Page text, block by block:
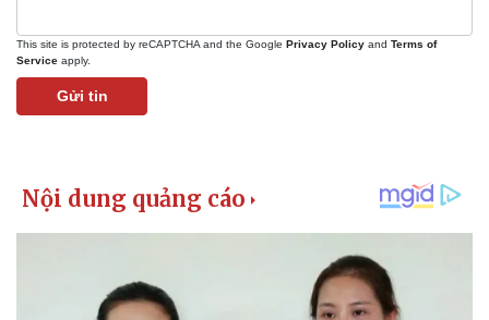
This site is protected by reCAPTCHA and the Google Privacy Policy and Terms of
Service apply.
Gửi tin